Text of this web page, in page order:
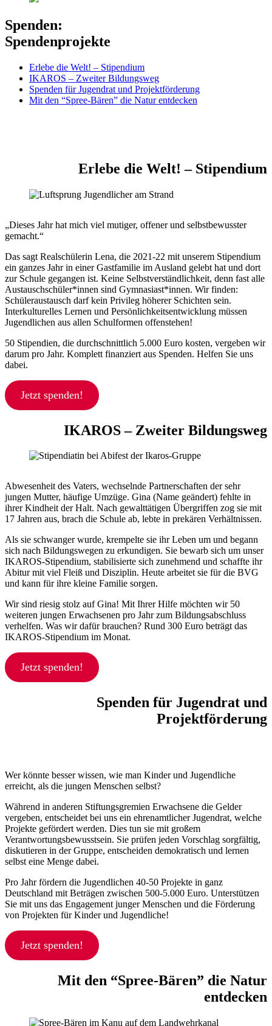
Spenden:
Spendenprojekte
Erlebe die Welt! – Stipendium
IKAROS – Zweiter Bildungsweg
Spenden für Jugendrat und Projektförderung
Mit den “Spree-Bären” die Natur entdecken
Erlebe die Welt! – Stipendium
„Dieses Jahr hat mich viel mutiger, offener und selbstbewusster
gemacht.“
Das sagt Realschülerin Lena, die 2021-22 mit unserem Stipendium
ein ganzes Jahr in einer Gastfamilie im Ausland gelebt hat und dort
zur Schule gegangen ist. Keine Selbstverständlichkeit, denn fast alle
Austauschschüler*innen sind Gymnasiast*innen. Wir finden:
Schüleraustausch darf kein Privileg höherer Schichten sein.
Interkulturelles Lernen und Persönlichkeitsentwicklung müssen
Jugendlichen aus allen Schulformen offenstehen!
50 Stipendien, die durchschnittlich 5.000 Euro kosten, vergeben wir
darum pro Jahr. Komplett finanziert aus Spenden. Helfen Sie uns
dabei.
Jetzt spenden!
IKAROS – Zweiter Bildungsweg
Abwesenheit des Vaters, wechselnde Partnerschaften der sehr
jungen Mutter, häufige Umzüge. Gina (Name geändert) fehlte in
ihrer Kindheit der Halt. Nach gewalttätigen Übergriffen zog sie mit
17 Jahren aus, brach die Schule ab, lebte in prekären Verhältnissen.
Als sie schwanger wurde, krempelte sie ihr Leben um und begann
sich nach Bildungswegen zu erkundigen. Sie bewarb sich um unser
IKAROS-Stipendium, stabilisierte sich zunehmend und schaffte ihr
Abitur mit viel Fleiß und Disziplin. Heute arbeitet sie für die BVG
und kann für ihre kleine Familie sorgen.
Wir sind riesig stolz auf Gina! Mit Ihrer Hilfe möchten wir 50
weiteren jungen Erwachsenen pro Jahr zum Bildungsabschluss
verhelfen. Was wir dafür brauchen? Rund 300 Euro beträgt das
IKAROS-Stipendium im Monat.
Jetzt spenden!
Spenden für Jugendrat und
Projektförderung
Wer könnte besser wissen, wie man Kinder und Jugendliche
erreicht, als die jungen Menschen selbst?
Während in anderen Stiftungsgremien Erwachsene die Gelder
vergeben, entscheidet bei uns ein ehrenamtlicher Jugendrat, welche
Projekte gefördert werden. Dies tun sie mit großem
Verantwortungsbewusstsein. Sie prüfen jeden Vorschlag sorgfältig,
diskutieren in der Gruppe, entscheiden demokratisch und lernen
selbst eine Menge dabei.
Pro Jahr fördern die Jugendlichen 40-50 Projekte in ganz
Deutschland mit Beträgen zwischen 500-5.000 Euro. Unterstützen
Sie mit uns das Engagement junger Menschen und die Förderung
von Projekten für Kinder und Jugendliche!
Jetzt spenden!
Mit den “Spree-Bären” die Natur
entdecken